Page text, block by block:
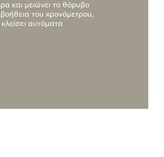
και μειώνει το θόρυβο
του χρονόμετρου,
αυτόματα